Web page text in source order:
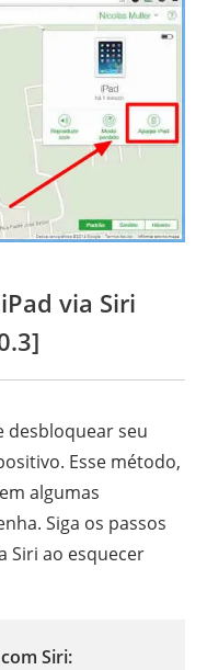
via Siri
desbloquear seu
Esse método,
algumas
Siga os passos
Siri ao esquecer
Siri: